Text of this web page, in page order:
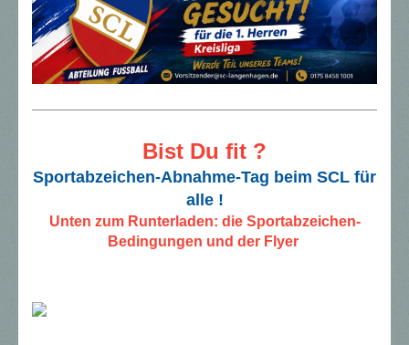
Bist Du fit ?
Sportabzeichen-Abnahme-Tag beim SCL für
alle !
Unten zum Runterladen: die Sportabzeichen-
Bedingungen und der Flyer